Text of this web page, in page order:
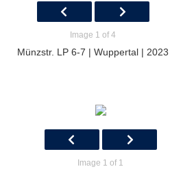
Image 1 of 4
Münzstr. LP 6-7 | Wuppertal | 2023
Image 1 of 1